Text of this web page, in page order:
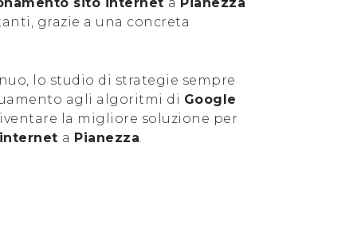
grazie a una concreta
lo studio di strategie sempre
agli algoritmi di Google
la migliore soluzione per
a Pianezza.